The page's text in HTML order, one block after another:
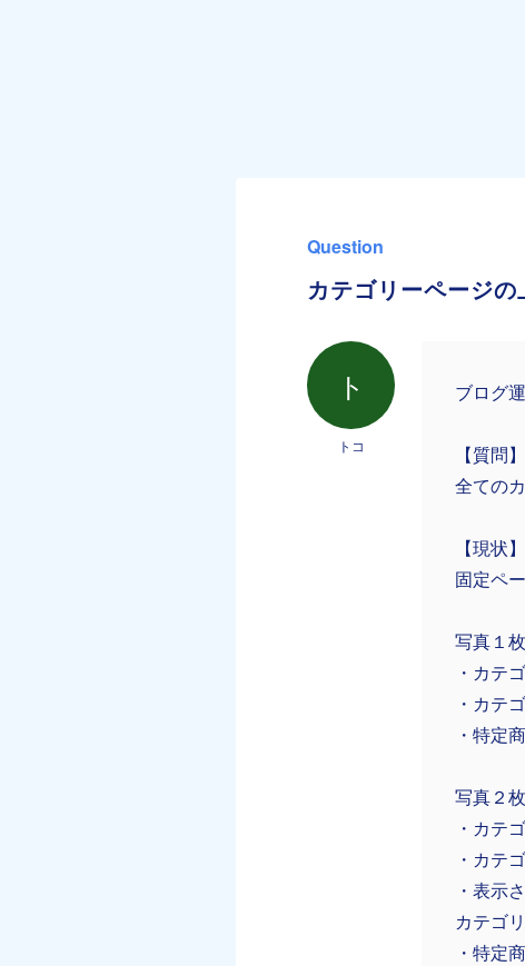
Question
カテゴリーページ
ト
トコ
ブログ
【質問】
全ての
【現状】
固定ペ
写真１枚
・カテ
・カテ
・特定
写真２枚
・カテ
・カテ
・表示
カテゴ
・特定